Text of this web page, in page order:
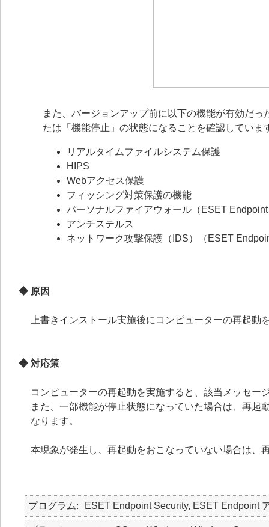
また、バージョンアップ前に以下の機能が有効だ
たは「機能停止」の状態になることを確認していま
リアルタイムファイルシステム保護
HIPS
Webアクセス保護
フィッシング対策保護の機能
パーソナルファイアウォール（ESET
アンチステルス
ネットワーク攻撃保護（IDS）（ESET
◆ 原因
上書きインストール実施後にコンピューターの再起
◆ 対応策
コンピューターの再起動を実施すると、該当メッセー
また、一部機能が停止状態になっていた場合は、再
なります。
本現象が発生し、再起動をおこなっていない場合は、
プログラム ESET Endpoint Security, ESET Endpoint